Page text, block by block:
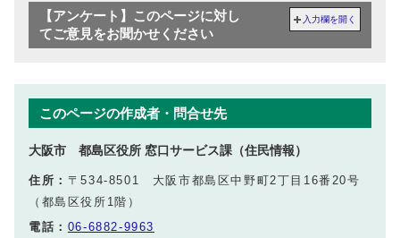
【アンケート】このページに対し
てご意見をお聞かせください
入力欄を開く
このページの作成者・問合せ先
大阪市 都島区役所 窓口サービス課（住民情報）
住所： 〒534-8501 大阪市都島区中野町2丁目16番20号
（都島区役所1階）
電話： 06‐6882‐9963